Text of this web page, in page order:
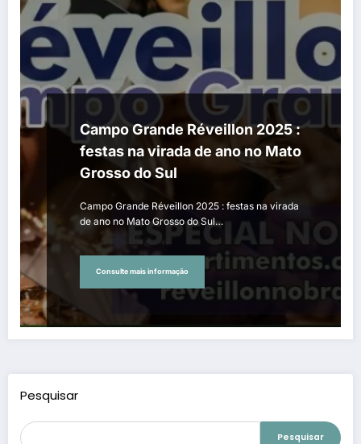
Campo Grande Réveillon 2025 :
festas na virada de ano no Mato
Grosso do Sul
Campo Grande Réveillon 2025 : festas na virada
de ano no Mato Grosso do Sul…
Consulte mais informação
Pesquisar
Pesquisar